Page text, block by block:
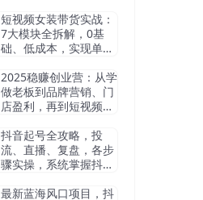
短视频女装带货实战：
7大模块全拆解，0基
础、低成本，实现单月
2025稳赚创业营：从学
做老板到品牌营销、门
店盈利，再到短视频获
抖音起号全攻略，投
流、直播、复盘，各步
骤实操，系统掌握抖音
最新蓝海风口项目，抖